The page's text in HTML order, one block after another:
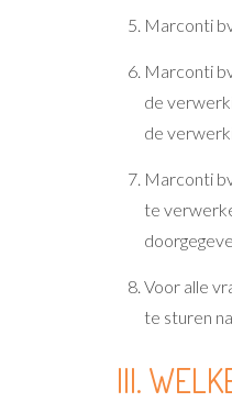
Marconti
Marconti
de
de
Marconti
te
Voor alle
te sturen
III.